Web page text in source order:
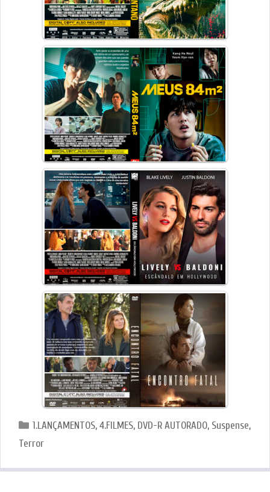
Categorias
1.LANÇAMENTOS,4.FILMES, DVD-R AUTORADO, Suspense,
Terror